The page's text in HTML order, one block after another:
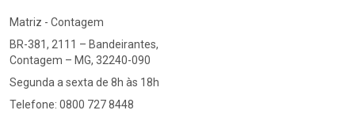
Matriz - Contagem
BR-381, 2111 – Bandeirantes,
Contagem – MG, 32240-090
Segunda a sexta de 8h às 18h
Telefone: 0800 727 8448